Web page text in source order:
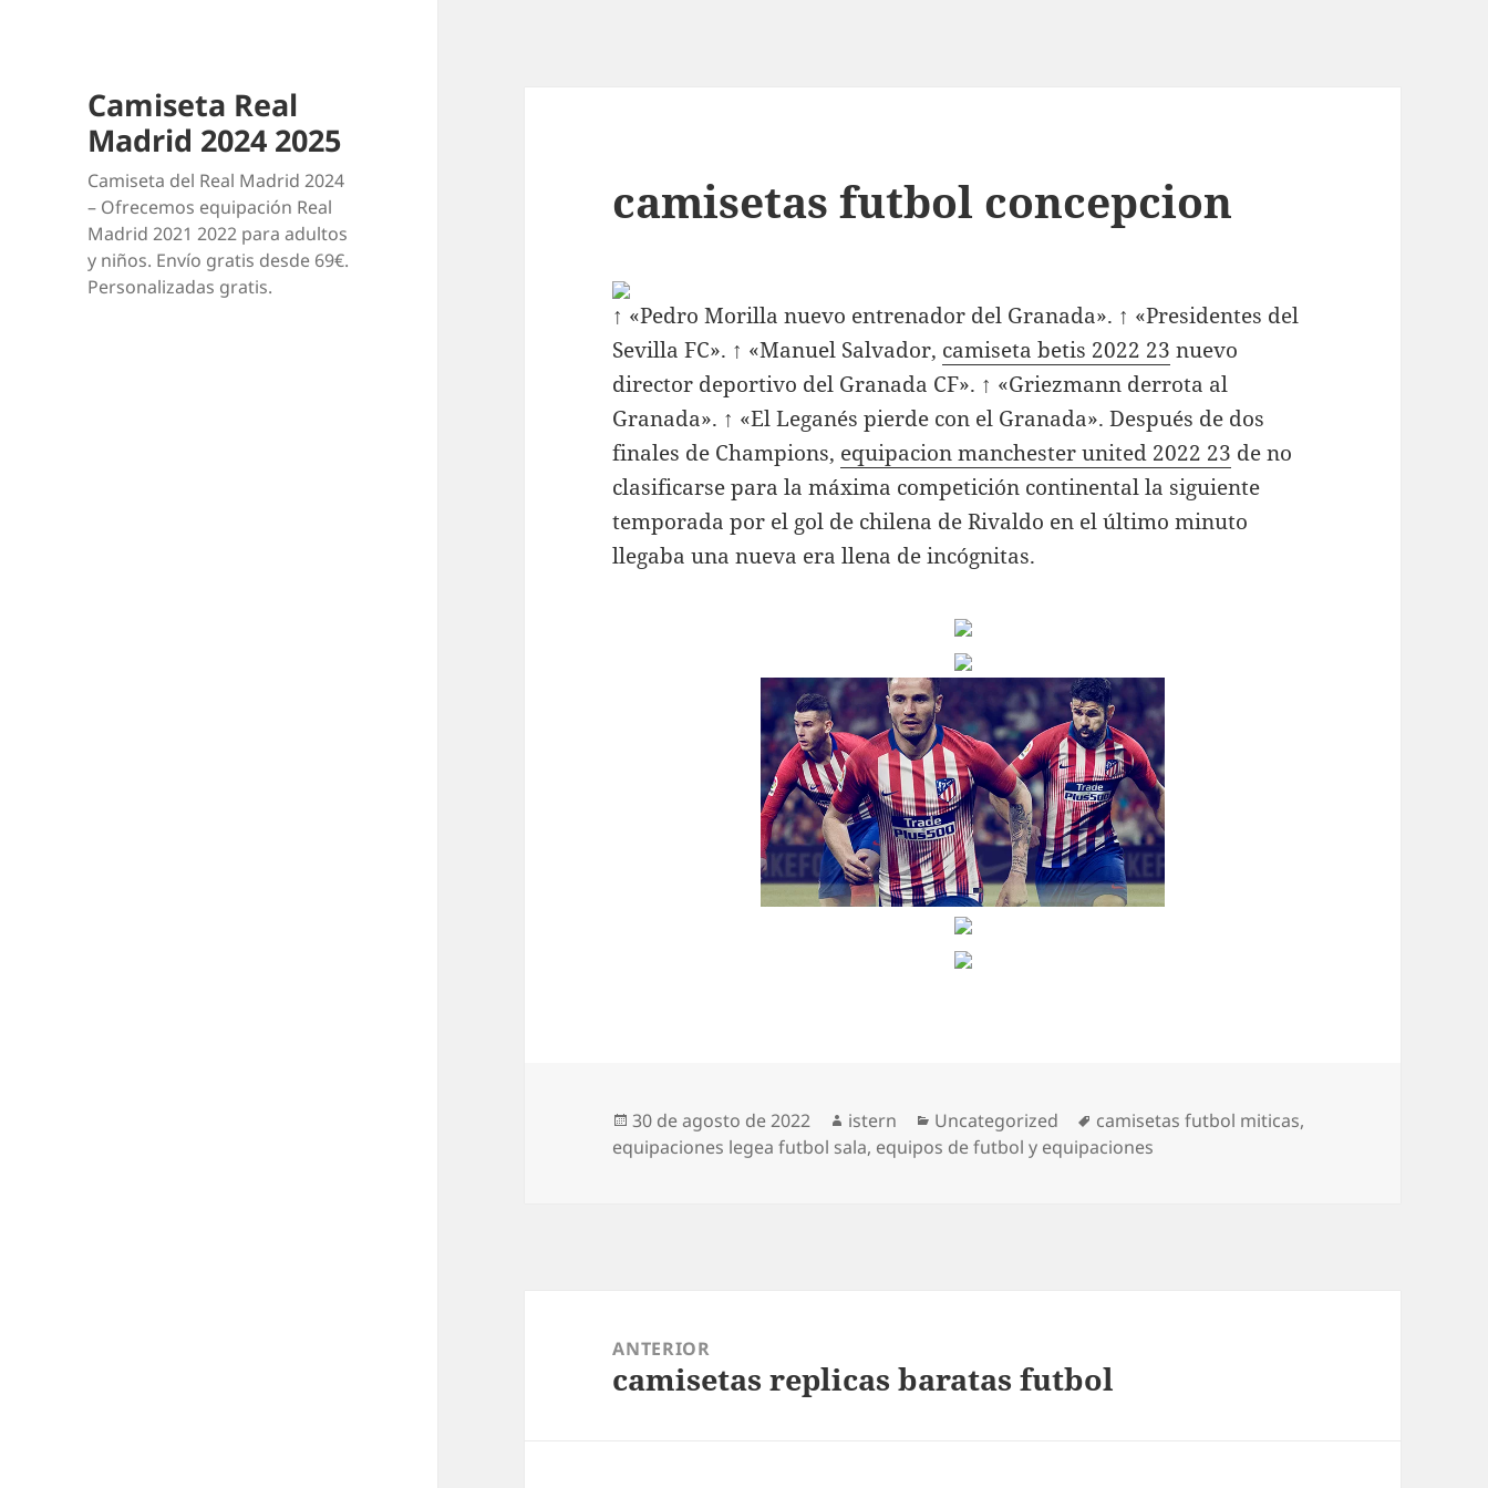
Camiseta Real
Madrid 2024 2025
Camiseta del Real Madrid 2024
– Ofrecemos equipación Real
Madrid 2021 2022 para adultos
y niños. Envío gratis desde 69€.
Personalizadas gratis.
camisetas futbol concepcion
↑ «Pedro Morilla nuevo entrenador del Granada». ↑ «Presidentes del
Sevilla FC». ↑ «Manuel Salvador, camiseta betis 2022 23 nuevo
director deportivo del Granada CF». ↑ «Griezmann derrota al
Granada». ↑ «El Leganés pierde con el Granada». Después de dos
finales de Champions, equipacion manchester united 2022 23 de no
clasificarse para la máxima competición continental la siguiente
temporada por el gol de chilena de Rivaldo en el último minuto
llegaba una nueva era llena de incógnitas.
Publicado
el
30 de agosto de 2022 Autor
istern Categorías
Uncategorized Etiquetas
camisetas futbol miticas,
equipaciones legea futbol sala, equipos de futbol y equipaciones
entradas
ANTERIOR
Entrada
camisetas replicas baratas futbol